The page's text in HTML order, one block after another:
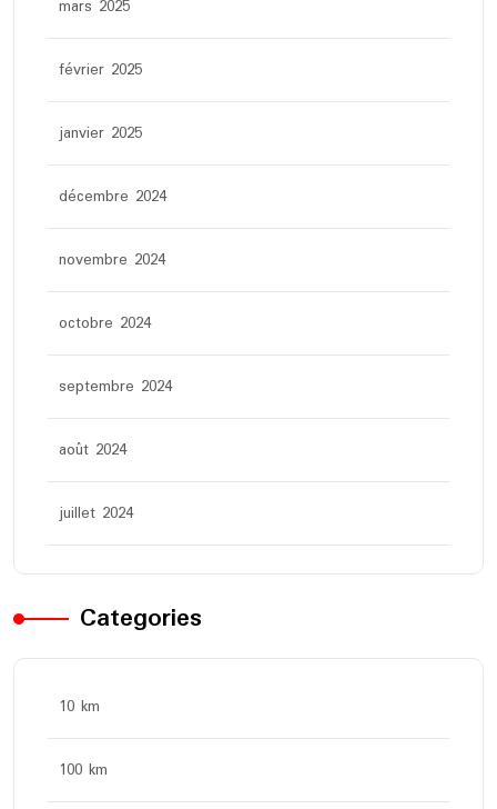
mars 2025
février 2025
janvier 2025
décembre 2024
novembre 2024
octobre 2024
septembre 2024
août 2024
juillet 2024
Categories
10 km
100 km